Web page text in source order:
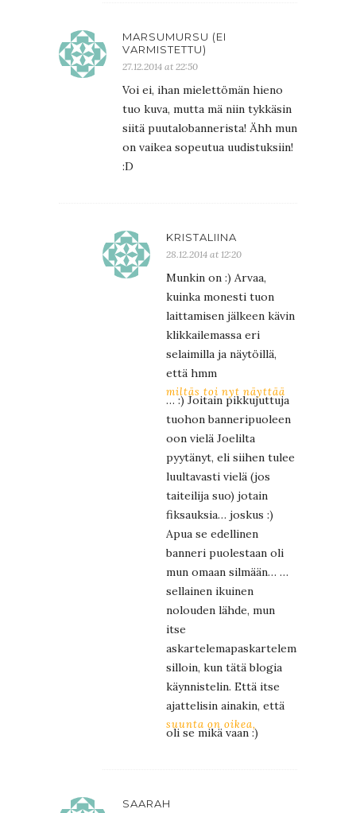
MARSUMURSU (EI
VARMISTETTU)
27.12.2014 at 22:50
Voi ei, ihan mielettömän hieno
tuo kuva, mutta mä niin tykkäsin
siitä puutalobannerista! Ähh mun
on vaikea sopeutua uudistuksiin!
:D
KRISTALIINA
28.12.2014 at 12:20
Munkin on :) Arvaa,
kuinka monesti tuon
laittamisen jälkeen kävin
klikkailemassa eri
selaimilla ja näytöillä,
että hmm
miltäs toi nyt näyttää
… :) Joitain pikkujuttuja
tuohon banneripuoleen
oon vielä Joelilta
pyytänyt, eli siihen tulee
luultavasti vielä (jos
taiteilija suo) jotain
fiksauksia… joskus :)
Apua se edellinen
banneri puolestaan oli
mun omaan silmään… …
sellainen ikuinen
nolouden lähde, mun
itse
askartelemapaskartelema
silloin, kun tätä blogia
käynnistelin. Että itse
ajattelisin ainakin, että
suunta on oikea,
oli se mikä vaan :)
SAARAH